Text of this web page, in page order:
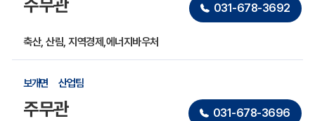
주무관 031-678-3692
축산, 산림, 지역경제,에너지바우처
보개면 산업팀
주무관 031-678-3696